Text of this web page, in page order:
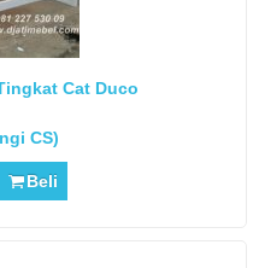
Cat Duco
CS)
Beli